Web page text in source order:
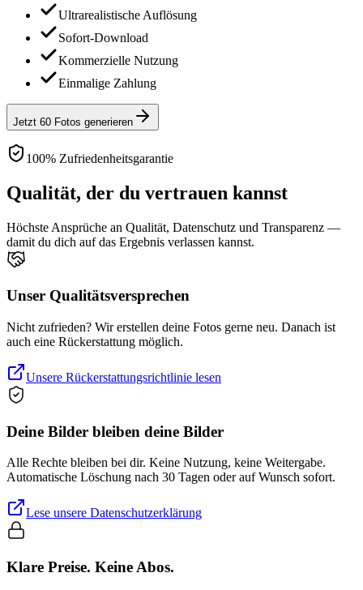
Ultrarealistische Auflösung
Sofort-Download
Kommerzielle Nutzung
Einmalige Zahlung
Jetzt 60 Fotos generieren
100% Zufriedenheitsgarantie
Qualität, der du vertrauen kannst
Höchste Ansprüche an Qualität, Datenschutz und Transparenz —
damit du dich auf das Ergebnis verlassen kannst.
Unser Qualitätsversprechen
Nicht zufrieden? Wir erstellen deine Fotos gerne neu. Danach ist
auch eine Rückerstattung möglich.
Unsere Rückerstattungsrichtlinie lesen
Deine Bilder bleiben deine Bilder
Alle Rechte bleiben bei dir. Keine Nutzung, keine Weitergabe.
Automatische Löschung nach 30 Tagen oder auf Wunsch sofort.
Lese unsere Datenschutzerklärung
Klare Preise. Keine Abos.